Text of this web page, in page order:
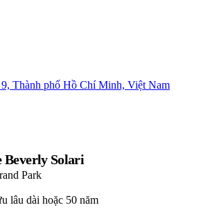
Thành phố Hồ Chí Minh, Việt Nam
Beverly Solari
Park
lâu dài hoặc 50 năm